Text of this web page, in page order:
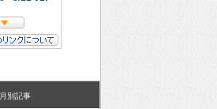
月別記事